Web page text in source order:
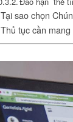
Tại sao chọn
Thủ tục cần